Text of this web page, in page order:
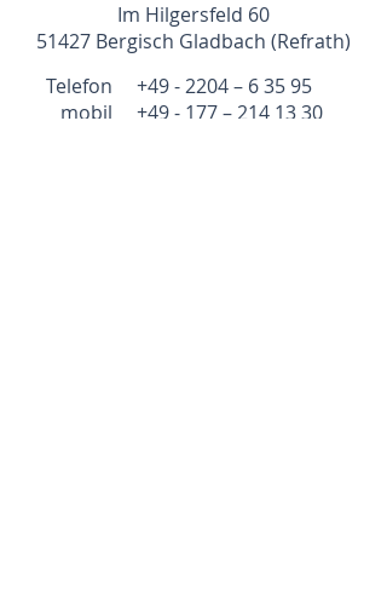
Im Hilgersfeld 60
51427 Bergisch Gladbach (Refrath)
Telefon +49 - 2204 – 6 35 95
mobil +49 - 177 – 214 13 30